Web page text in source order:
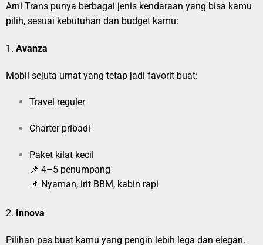
Arni Trans punya berbagai jenis kendaraan yang bisa kamu
pilih, sesuai kebutuhan dan budget kamu:
1. Avanza
Mobil sejuta umat yang tetap jadi favorit buat:
Travel reguler
Charter pribadi
Paket kilat kecil
📌 4–5 penumpang
📌 Nyaman, irit BBM, kabin rapi
2. Innova
Pilihan pas buat kamu yang pengin lebih lega dan elegan.